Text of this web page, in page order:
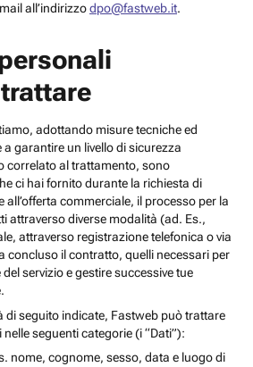
all’indirizzodpo@fastweb.it.
adottando misure tecniche ed
garantire un livello di sicurezza
correlato al trattamento, sono
ci hai fornito durante la richiesta di
all’offerta commerciale, il processo per la
attraverso diverse modalità (ad. Es.,
attraverso registrazione telefonica o via
concluso il contratto, quelli necessari per
servizio e gestire successive tue
di seguito indicate, Fastweb può trattare
seguenti categorie (i “Dati”):
nome, cognome, sesso, data e luogo di